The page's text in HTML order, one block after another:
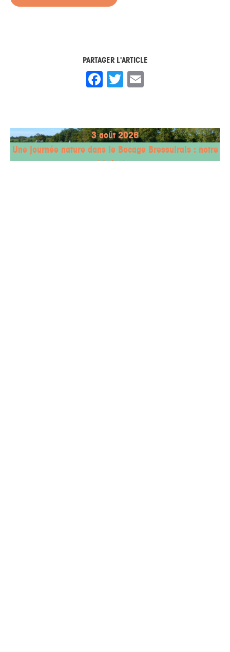
PARTAGER L'ARTICLE
Facebook
Twitter
3 août 2026
Une journée nature dans le Bocage Bressuirais : notre
itinéraire